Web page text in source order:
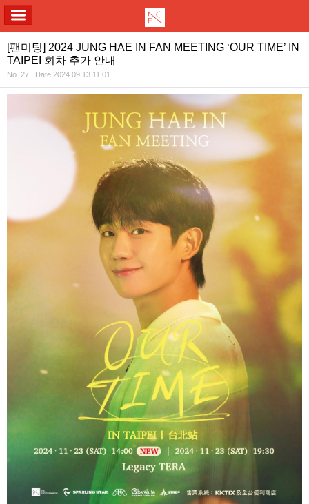
[팬미팅] 2024 JUNG HAE IN FAN MEETING ‘OUR TIME’ IN
TAIPEI 회차 추가 안내
No. 27 | Date 2024.09.13 11:01